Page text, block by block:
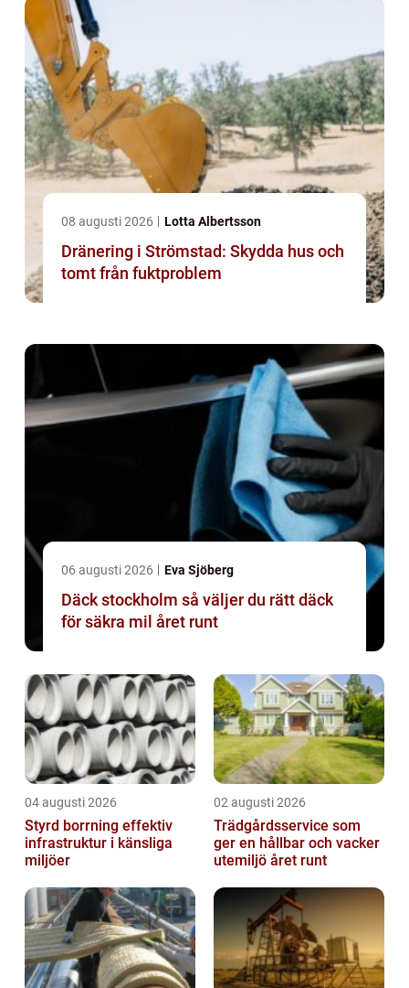
08 augusti 2026 Lotta Albertsson
Dränering i Strömstad: Skydda hus och
tomt från fuktproblem
06 augusti 2026 Eva Sjöberg
Däck stockholm så väljer du rätt däck
för säkra mil året runt
04 augusti 2026
Styrd borrning effektiv
infrastruktur i känsliga
miljöer
02 augusti 2026
Trädgårdsservice som
ger en hållbar och vacker
utemiljö året runt